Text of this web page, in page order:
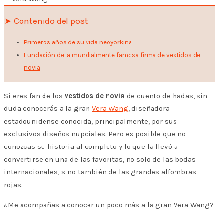
➤ Contenido del post
Primeros años de su vida neoyorkina
Fundación de la mundialmente famosa firma de vestidos de
novia
Si eres fan de los vestidos de novia de cuento de hadas, sin
duda conocerás a la gran Vera Wang, diseñadora
estadounidense conocida, principalmente, por sus
exclusivos diseños nupciales. Pero es posible que no
conozcas su historia al completo y lo que la llevó a
convertirse en una de las favoritas, no solo de las bodas
internacionales, sino también de las grandes alfombras
rojas.
¿Me acompañas a conocer un poco más a la gran Vera Wang?